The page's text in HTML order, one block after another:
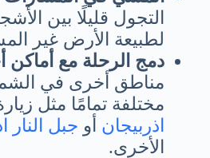
التجول قليلًا بين
لطبيعة الأرض غير
دمج الرحلة مع أماكن
مناطق أخرى في
مختلفة تمامًا مثل
اذربيجان أو جبل النار
الأخرى.